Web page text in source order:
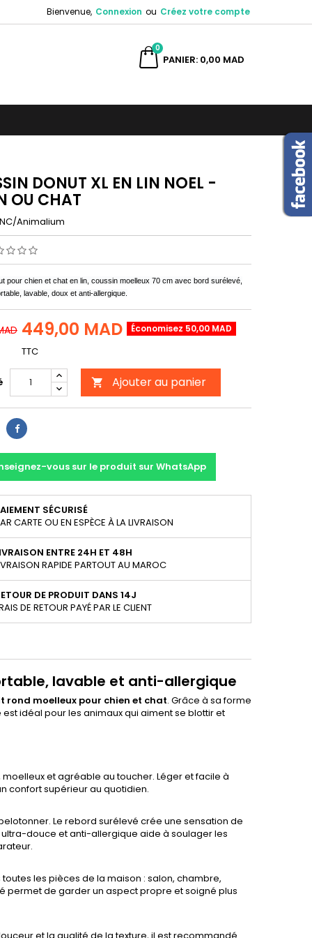
Bienvenue, Connexion ou Créez votre compte
PANIER
0
0,00 MAD
DONUT XL EN LIN NOEL -
OU CHAT
NC/Animalium
pour chien et chat en lin, coussin moelleux 70 cm avec bord surélevé,
lavable, doux et anti-allergique.
449,00 MAD Économisez 50,00 MAD
TTC
 Ajouter au panier
Partager
vous sur le produit sur WhatsApp
SÉCURISÉ
CARTE OU EN ESPÈCE À LA LIVRAISON
ENTRE 24H ET 48H
RAPIDE PARTOUT AU MAROC
DE PRODUIT DANS 14J
DE RETOUR PAYÉ PAR LE CLIENT
lavable et anti-allergique
rond moelleux pour chien et chat. Grâce à sa forme
idéal pour les animaux qui aiment se blottir et
et agréable au toucher. Léger et facile à
confort supérieur au quotidien.
Le rebord surélevé crée une sensation de
douce et anti-allergique aide à soulager les
les pièces de la maison : salon, chambre,
permet de garder un aspect propre et soigné plus